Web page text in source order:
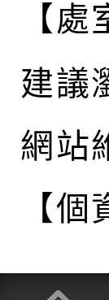
【處
建議
網站
【個